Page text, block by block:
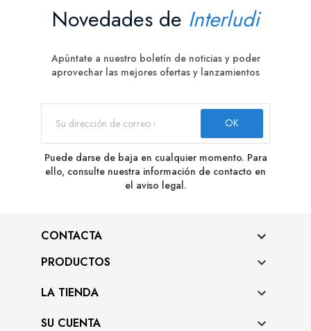
Novedades de Interludi
Apúntate a nuestro boletín de noticias y poder
aprovechar las mejores ofertas y lanzamientos
Puede darse de baja en cualquier momento. Para
ello, consulte nuestra información de contacto en
el aviso legal.
CONTACTA
PRODUCTOS

LA TIENDA 
SU CUENTA 